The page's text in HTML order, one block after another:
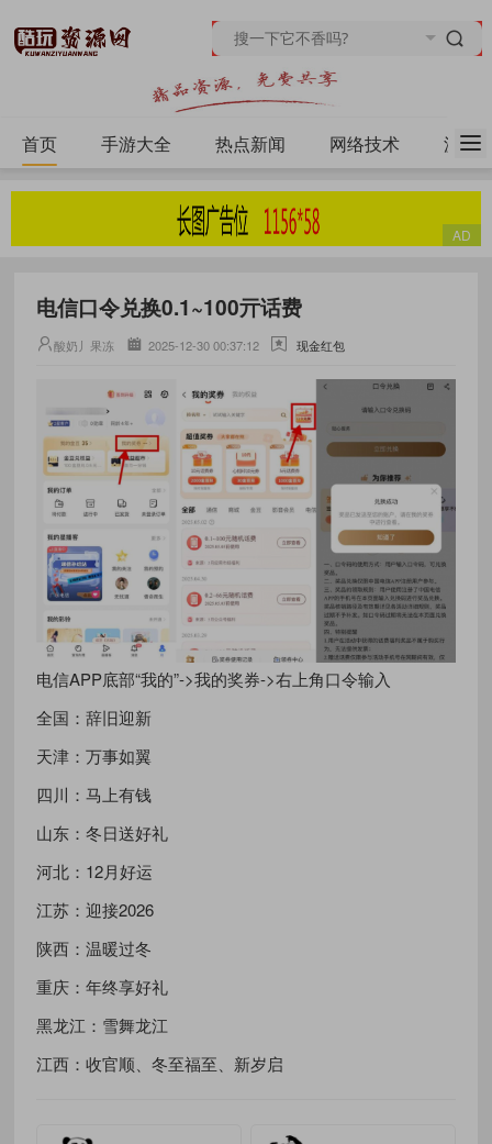
首页 手游大全 热点新闻 网络技术 源码
电信口令兑换0.1~100亓话费
酸奶丿果冻 2025-12-30 00:37:12 现金红包
电信APP底部“我的”->我的奖券->右上角口令输入
全国：辞旧迎新
天津：万事如翼
四川：马上有钱
山东：冬日送好礼
河北：12月好运
江苏：迎接2026
陕西：温暖过冬
重庆：年终享好礼
黑龙江：雪舞龙江
江西：收官顺、冬至福至、新岁启